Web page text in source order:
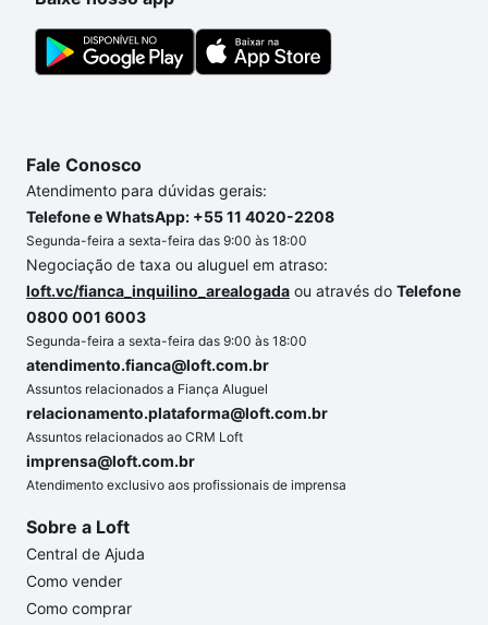
a gente para comprar o imóvel dos seus sonhos
com segurança e conforto. Loft, com você até as
chaves.
Fale Conosco
Atendimento para dúvidas gerais:
Telefone e WhatsApp: +55 11 4020-2208
Segunda-feira a sexta-feira das 9:00 às 18:00
Negociação de taxa ou aluguel em atraso:
loft.vc/fianca_inquilino_arealogada ou através do Telefone
0800 001 6003
Segunda-feira a sexta-feira das 9:00 às 18:00
atendimento.fianca@loft.com.br
Assuntos relacionados a Fiança Aluguel
relacionamento.plataforma@loft.com.br
Assuntos relacionados ao CRM Loft
imprensa@loft.com.br
Atendimento exclusivo aos profissionais de imprensa
Sobre a Loft
Central de Ajuda
Como vender
Como comprar